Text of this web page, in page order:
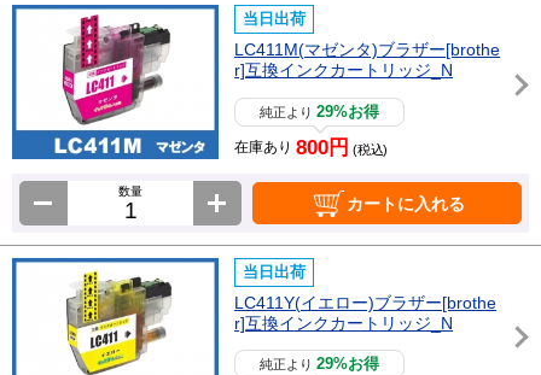
当日出荷
LC411M(マゼンタ)ブラザー[brothe
r]互換インクカートリッジ_N
純正より29%お得
在庫あり 800円 (税込)
数量
カートに入れる
当日出荷
LC411Y(イエロー)ブラザー[brothe
r]互換インクカートリッジ_N
純正より29%お得